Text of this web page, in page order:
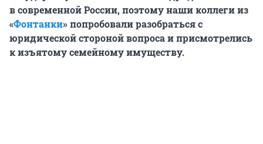
в современной России, поэтому наши коллеги из
«Фонтанки» попробовали разобраться с
юридической стороной вопроса и присмотрелись
к изъятому семейному имуществу.